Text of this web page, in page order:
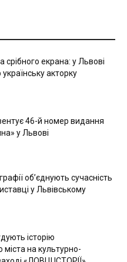
срібного екрана: у Львові
акторку
46-й номер видання
у Львові
об’єднують сучасність
у Львівському
історію
міста на культурно-